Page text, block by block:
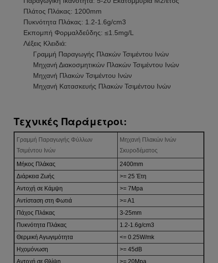
Πλάτος Πλάκας: 1200mm
Πυκνότητα Πλάκας: 1.2-1.6g/cm3
Εκπομπή Φορμαλδεΰδης: ≤1.5mg/L
Λέξεις Κλειδιά:
Γραμμή Παραγωγής Πλακών Τσιμέντου Ινών
Μηχανή Διακοσμητικών Πλακών Τσιμέντου Ινών
Μηχανή Πλακών Τσιμέντου Ινών
Μηχανή Κατασκευής Πλακών Τσιμέντου Ινών
Τεχνικές Παράμετροι:
Γραμμή Παραγωγής Φύλλων
Τσιμέντου Ινών
Μηχανή Πλακών Ινών
Σκυροδέματος
Μήκος Πλάκας
2400mm
Διάρκεια Ζωής
>= 25 Έτη
Αντοχή σε Κάμψη
>= 7Mpa
Αντίσταση στη Φωτιά
>= A1
Πάχος Πλάκας
3-25mm
Πυκνότητα Πλάκας
1.2-1.6g/cm3
Θερμική Αγωγιμότητα
<= 0.25W/mk
Ηχομόνωση
>= 45dB
Αντοχή σε Θλίψη
>= 20Mpa